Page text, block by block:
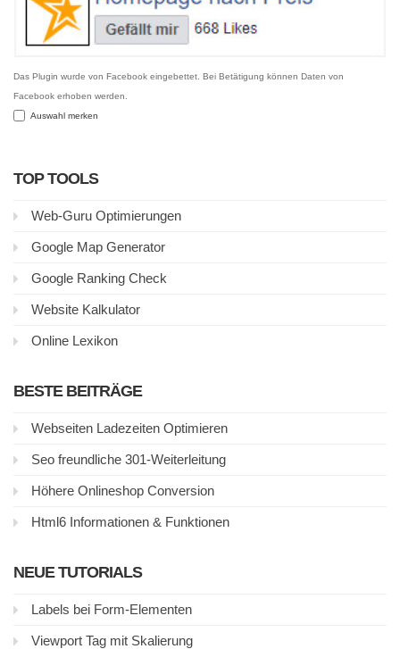
Das Plugin wurde von Facebook eingebettet. Bei Betätigung können Daten von
Facebook erhoben werden.
Auswahl merken
TOP TOOLS
Web-Guru Optimierungen
Google Map Generator
Google Ranking Check
Website Kalkulator
Online Lexikon
BESTE BEITRÄGE
Webseiten Ladezeiten Optimieren
Seo freundliche 301-Weiterleitung
Höhere Onlineshop Conversion
Html6 Informationen & Funktionen
NEUE TUTORIALS
Labels bei Form-Elementen
Viewport Tag mit Skalierung